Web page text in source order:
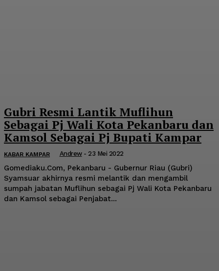
Gubri Resmi Lantik Muflihun
Sebagai Pj Wali Kota Pekanbaru dan
Kamsol Sebagai Pj Bupati Kampar
KABAR KAMPAR Andrew - 23 Mei 2022
Gomediaku.Com, Pekanbaru - Gubernur Riau (Gubri)
Syamsuar akhirnya resmi melantik dan mengambil
sumpah jabatan Muflihun sebagai Pj Wali Kota Pekanbaru
dan Kamsol sebagai Penjabat...